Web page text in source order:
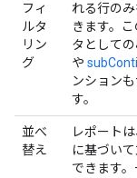
フィ
ルタ
リン
グ
れる行の
きます。
タとして
や
ンション
す。
並べ
替え
レポート
に基づい
できます